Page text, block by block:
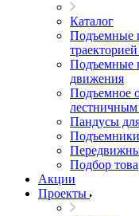
Каталог
Подъемные
Подъемные
движения
Подъемное
Пандусы
Подъемники
Подбор
Акции
Проекты